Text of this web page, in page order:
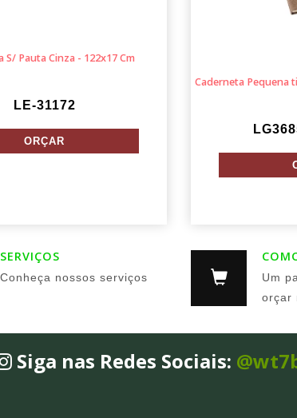
S/ Pauta Cinza - 122x17 Cm
LE-31172
Caderneta Pequena
SERVIÇOS
Conheça nossos serviços
Um
orçar
Siga nas Redes Sociais: